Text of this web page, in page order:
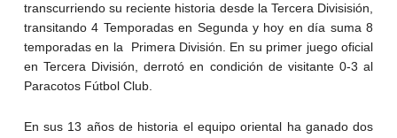
transcurriendo su reciente historia desde la Tercera Divisisión,
transitando 4 Temporadas en Segunda y hoy en día suma 8
temporadas en la Primera División. En su primer juego oficial
en Tercera División, derrotó en condición de visitante 0-3 al
Paracotos Fútbol Club.
En sus 13 años de historia el equipo oriental ha ganado dos